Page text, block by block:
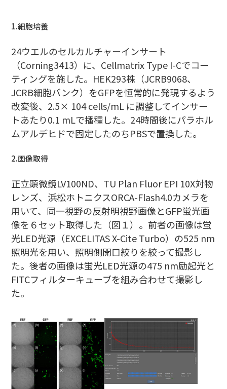
1.細胞培養
24ウエルのセルカルチャーインサート
（Corning3413）に、Cellmatrix Type I-Cでコー
ティングを施した。HEK293株（JCRB9068、
JCRB細胞バンク）をGFPを恒常的に発現するよう
改変後、2.5× 104 cells/mL に調整してインサー
トあたり0.1 mLで播種した。24時間後にパラホル
ムアルデヒドで固定したのちPBSで置換した。
2.画像取得
正立顕微鏡LV100ND、TU Plan Fluor EPI 10X対物
レンズ、浜松ホトニクスORCA-Flash4.0カメラを
用いて、同一視野の反射明視野画像とGFP蛍光画
像を６セット取得した（図１）。前者の画像は蛍
光LED光源（EXCELITAS X-Cite Turbo）の525 nm
照明光を用い、照明側開口絞りを絞って撮影し
た。後者の画像は蛍光LED光源の475 nm励起光と
FITCフィルターキューブを組み合わせて撮影し
た。